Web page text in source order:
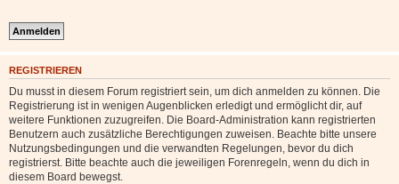
REGISTRIEREN
Du musst in diesem Forum registriert sein, um dich anmelden zu können. Die
Registrierung ist in wenigen Augenblicken erledigt und ermöglicht dir, auf
weitere Funktionen zuzugreifen. Die Board-Administration kann registrierten
Benutzern auch zusätzliche Berechtigungen zuweisen. Beachte bitte unsere
Nutzungsbedingungen und die verwandten Regelungen, bevor du dich
registrierst. Bitte beachte auch die jeweiligen Forenregeln, wenn du dich in
diesem Board bewegst.